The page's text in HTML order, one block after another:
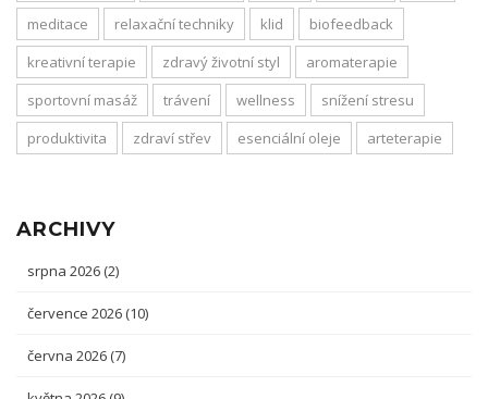
meditace
relaxační techniky klid
biofeedback
kreativní terapie
zdravý životní styl
aromaterapie
sportovní masáž
trávení wellness
snížení stresu
produktivita
zdraví střev esenciální oleje arteterapie
ARCHIVY
srpna 2026 (2)
července 2026 (10)
června 2026 (7)